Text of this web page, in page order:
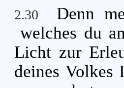
2.30
Denn
welches du
Licht zur
deines Volkes